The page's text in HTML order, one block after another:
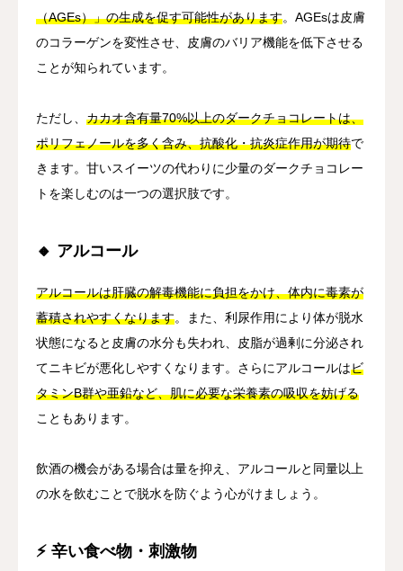
（AGEs）」の生成を促す可能性があります。AGEsは皮膚
のコラーゲンを変性させ、皮膚のバリア機能を低下させる
ことが知られています。
ただし、 カカオ含有量70%以上のダークチョコレートは、
ポリフェノールを多く含み、抗酸化・抗炎症作用が期待で
きます。甘いスイーツの代わりに少量のダークチョコレー
トを楽しむのは一つの選択肢です。
🔸 アルコール
アルコールは肝臓の解毒機能に負担をかけ、体内に毒素が
蓄積されやすくなります。また、利尿作用により体が脱水
状態になると皮膚の水分も失われ、皮脂が過剰に分泌され
てニキビが悪化しやすくなります。さらにアルコールはビ
タミンB群や亜鉛など、肌に必要な栄養素の吸収を妨げる
こともあります。
飲酒の機会がある場合は量を抑え、アルコールと同量以上
の水を飲むことで脱水を防ぐよう心がけましょう。
⚡ 辛い食べ物・刺激物